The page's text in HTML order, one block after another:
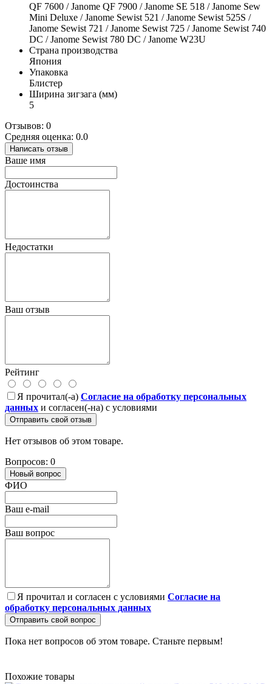
QF 7600 / Janome QF 7900 / Janome SE 518 / Janome Sew
Mini Deluxe / Janome Sewist 521 / Janome Sewist 525S /
Janome Sewist 721 / Janome Sewist 725 / Janome Sewist 740
DC / Janome Sewist 780 DC / Janome W23U
Страна производства
Япония
Упаковка
Блистер
Ширина зигзага (мм)
5
Отзывов: 0
Средняя оценка: 0.0
Написать отзыв
Ваше имя
Достоинства
Недостатки
Ваш отзыв
Рейтинг
Я прочитал(-а) Согласие на обработку персональных
данных и согласен(-на) с условиями
Отправить свой отзыв
Нет отзывов об этом товаре.
Вопросов: 0
Новый вопрос
ФИО
Ваш e-mail
Ваш вопрос
Я прочитал и согласен с условиями Согласие на
обработку персональных данных
Отправить свой вопрос
Пока нет вопросов об этом товаре. Станьте первым!
Похожие товары